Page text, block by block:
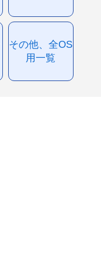
その他、全OS
用一覧